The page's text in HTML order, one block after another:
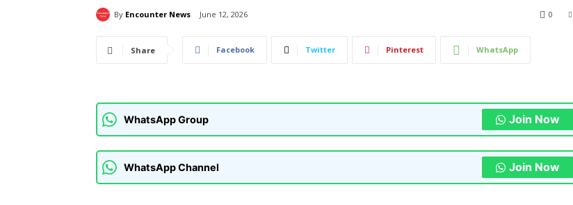
By Encounter News June 12, 2026 0
Share Facebook Twitter Pinterest WhatsApp
WhatsApp Group Join Now
WhatsApp Channel Join Now